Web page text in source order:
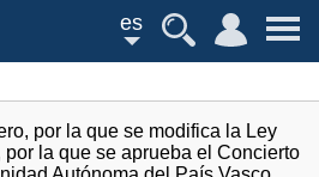
es
por la que se modifica la Ley
la que se aprueba el Concierto